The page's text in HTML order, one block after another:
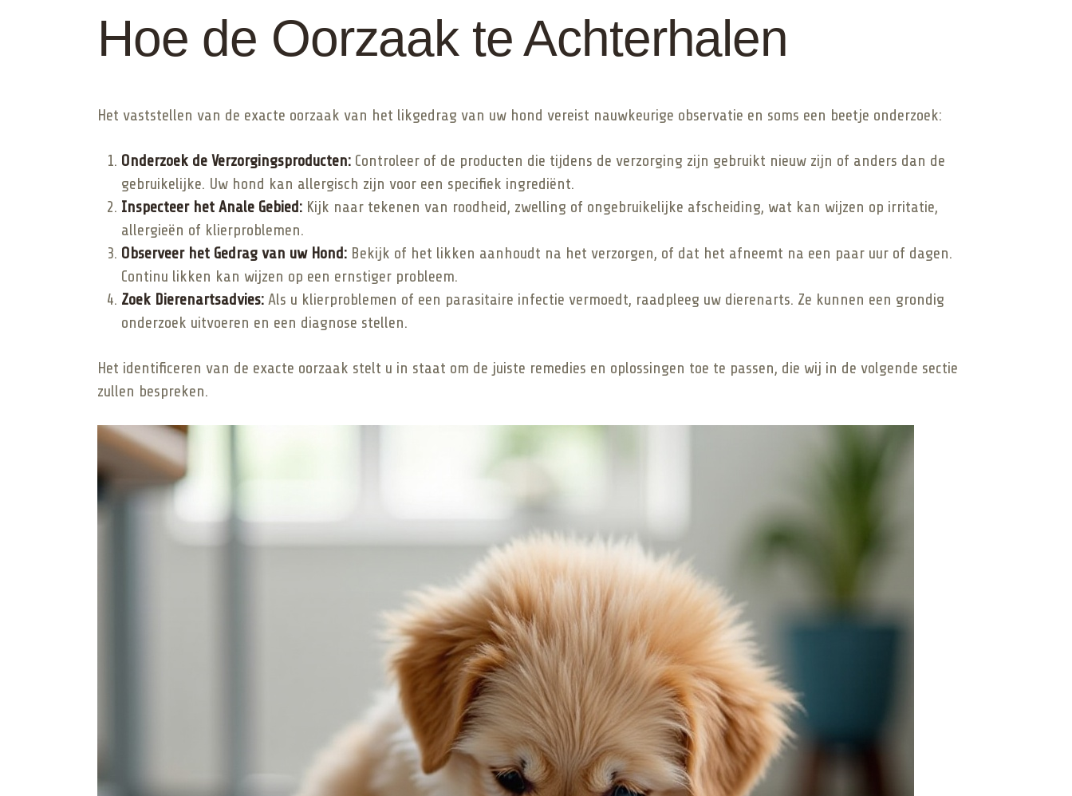
Hoe de Oorzaak te Achterhalen
Het vaststellen van de exacte oorzaak van het likgedrag van uw hond vereist nauwkeurige observatie en soms een beetje onderzoek:
Onderzoek de Verzorgingsproducten: Controleer of de producten die tijdens de verzorging zijn gebruikt nieuw zijn of anders dan de
gebruikelijke. Uw hond kan allergisch zijn voor een specifiek ingrediënt.
Inspecteer het Anale Gebied: Kijk naar tekenen van roodheid, zwelling of ongebruikelijke afscheiding, wat kan wijzen op irritatie,
allergieën of klierproblemen.
Observeer het Gedrag van uw Hond: Bekijk of het likken aanhoudt na het verzorgen, of dat het afneemt na een paar uur of dagen.
Continu likken kan wijzen op een ernstiger probleem.
Zoek Dierenartsadvies: Als u klierproblemen of een parasitaire infectie vermoedt, raadpleeg uw dierenarts. Ze kunnen een grondig
onderzoek uitvoeren en een diagnose stellen.
Het identificeren van de exacte oorzaak stelt u in staat om de juiste remedies en oplossingen toe te passen, die wij in de volgende sectie
zullen bespreken.